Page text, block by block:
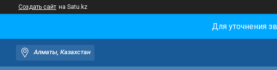
Создать сайт на Satu.kz
Для уточнения
Алматы, Казахстан